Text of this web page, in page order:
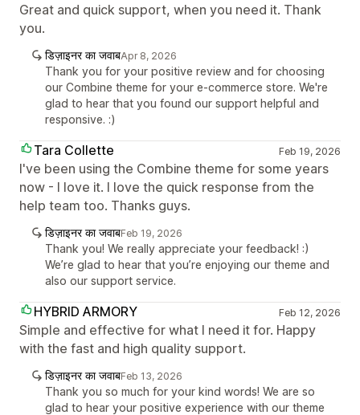
Great and quick support, when you need it. Thank
you.
डिज़ाइनर का जवाबApr 8, 2026
Thank you for your positive review and for choosing
our Combine theme for your e-commerce store. We're
glad to hear that you found our support helpful and
responsive. :)
Tara Collette Feb 19, 2026
I've been using the Combine theme for some years
now - I love it. I love the quick response from the
help team too. Thanks guys.
डिज़ाइनर का जवाबFeb 19, 2026
Thank you! We really appreciate your feedback! :)
We’re glad to hear that you’re enjoying our theme and
also our support service.
HYBRID ARMORY Feb 12, 2026
Simple and effective for what I need it for. Happy
with the fast and high quality support.
डिज़ाइनर का जवाबFeb 13, 2026
Thank you so much for your kind words! We are so
glad to hear your positive experience with our theme